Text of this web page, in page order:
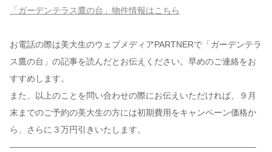
「ガーデンテラス鷹の台」物件情報はこちら
お電話の際は美大生のウェブメディアPARTNERで「ガーデンテラ
ス鷹の台」の記事を読んだとお伝えください。早めのご連絡をお
すすめします。
また、以上のことを問い合わせの際にお伝えいただければ、９月
末までのご予約の美大生の方には初期費用をキャンペーン価格か
ら、さらに３万円引きいたします。
—————————————————————————————